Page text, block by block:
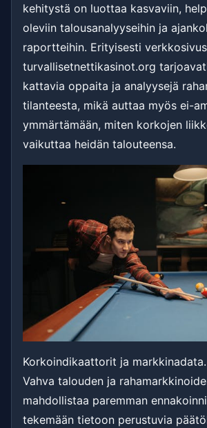
kehitystä on luottaa kasvaviin,
oleviin talousanalyyseihin ja
raportteihin. Erityisesti
turvallisetnettikasinot.org
kattavia oppaita ja analyysejä
tilanteesta, mikä auttaa myös ei-
ymmärtämään, miten korkojen
vaikuttaa heidän talouteensa.
Korkoindikaattorit ja markkinadata.
Vahva talouden ja
mahdollistaa paremman
tekemään tietoon perustuvia